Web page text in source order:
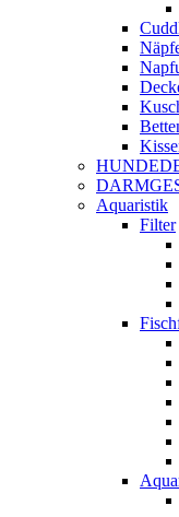
Aquaristik
Filter